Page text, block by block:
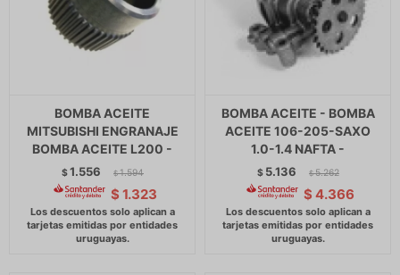
BOMBA ACEITE
MITSUBISHI ENGRANAJE
BOMBA ACEITE L200 -
$1.556 $ 1.594
$ 1.323
BOMBA ACEITE - BOMBA
ACEITE 106-205-SAXO
1.0-1.4 NAFTA -
$ 5.136 $ 5.262
$ 4.366